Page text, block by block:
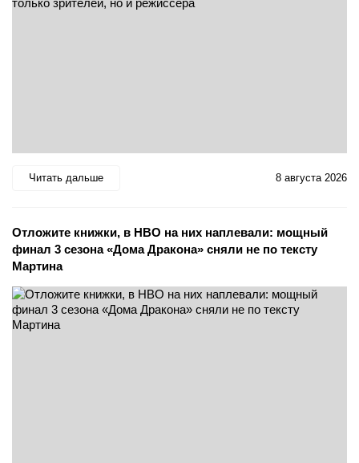
Читать дальше 8 августа 2026
Отложите книжки, в HBO на них наплевали: мощный
финал 3 сезона «Дома Дракона» сняли не по тексту
Мартина